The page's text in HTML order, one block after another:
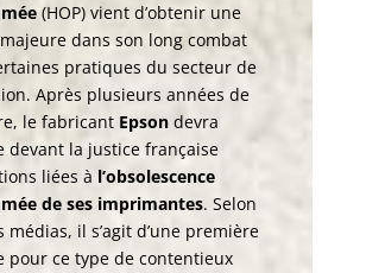
(HOP)vient d’obtenir une
dans son long combat
pratiques du secteur de
Après plusieurs années de
le fabricant Epsondevra
devant la justice française
liées à l’obsolescence
de ses imprimantes. Selon
médias, il s’agit d’une première
pour ce type de contentieux